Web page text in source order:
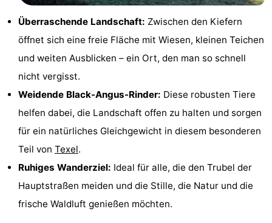
Ferienhäuser
't
Eibernest
-
Hoogelandt
Beach
Park
Texel
Buytenveldt
De
Überraschende Landschaft: Zwischen den Kiefern
öffnet sich eine freie Fläche mit Wiesen, kleinen Teichen
und weiten Ausblicken – ein Ort, den man so schnell
nicht vergisst.
Weidende Black-Angus-Rinder: Diese robusten Tiere
helfen dabei, die Landschaft offen zu halten und sorgen
für ein natürliches Gleichgewicht in diesem besonderen
Teil von Texel.
Ruhiges Wanderziel: Ideal für alle, die den Trubel der
Hauptstraßen meiden und die Stille, die Natur und die
frische Waldluft genießen möchten.